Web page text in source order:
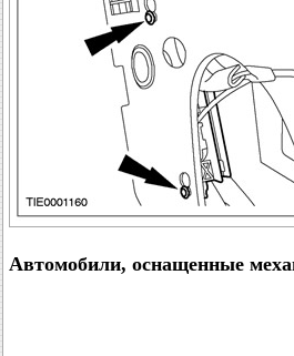
Автомобили, оснащенные